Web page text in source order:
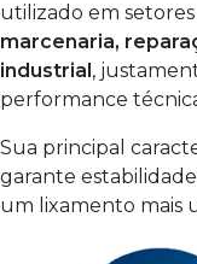
utilizado em
marcenaria,
industrial,
performance
Sua principal
garante
um lixamento mais